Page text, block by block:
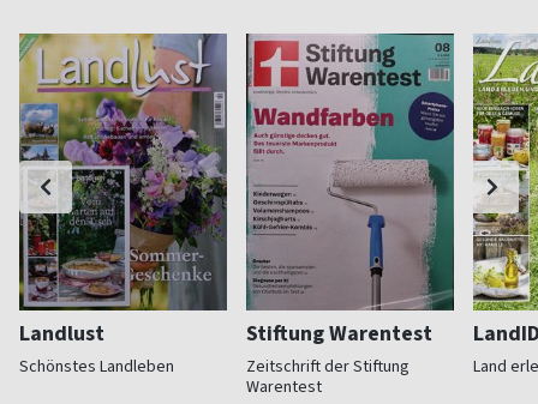
Landlust
Schönstes Landleben
Stiftung Warentest
Zeitschrift der Stiftung
Warentest
Land